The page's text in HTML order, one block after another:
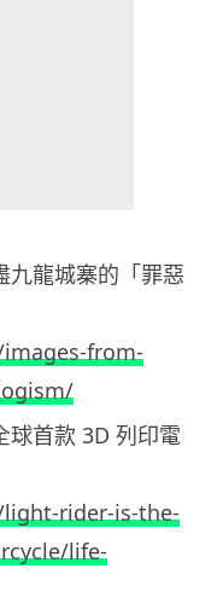
九龍城寨的「罪惡
from-
球首款 3D 列印電
rider-is-the-
life-